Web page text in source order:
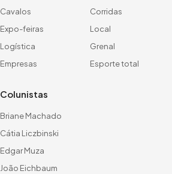
Cavalos
Expo-feiras
Logística
Empresas
Corridas
Local
Grenal
Esporte total
Colunistas
Briane Machado
Cátia Liczbinski
Edgar Muza
João Eichbaum